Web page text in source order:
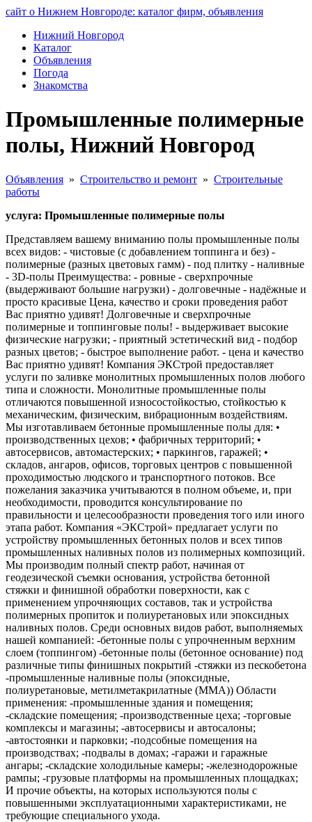
сайт о Нижнем Новгороде: каталог фирм, объявления
Нижний Новгород
Каталог
Объявления
Погода
Знакомства
Промышленные полимерные
полы, Нижний Новгород
Объявления » Строительство и ремонт » Строительные
работы
услуга: Промышленные полимерные полы
Представляем вашему вниманию полы промышленные полы
всех видов: - чистовые (с добавлением топпинга и без) -
полимерные (разных цветовых гамм) - под плитку - наливные
- 3D-полы Преимущества: - ровные - сверхпрочные
(выдерживают большие нагрузки) - долговечные - надёжные и
просто красивые Цена, качество и сроки проведения работ
Вас приятно удивят! Долговечные и сверхпрочные
полимерные и топпинговые полы! - выдерживает высокие
физические нагрузки; - приятный эстетический вид - подбор
разных цветов; - быстрое выполнение работ. - цена и качество
Вас приятно удивят! Компания ЭКСтрой предоставляет
услуги по заливке монолитных промышленных полов любого
типа и сложности. Монолитные промышленные полы
отличаются повышенной износостойкостью, стойкостью к
механическим, физическим, вибрационным воздействиям.
Мы изготавливаем бетонные промышленные полы для: •
производственных цехов; • фабричных территорий; •
автосервисов, автомастерских; • паркингов, гаражей; •
складов, ангаров, офисов, торговых центров с повышенной
проходимостью людского и транспортного потоков. Все
пожелания заказчика учитываются в полном объеме, и, при
необходимости, проводится консультирование по
правильности и целесообразности проведения того или иного
этапа работ. Компания «ЭКСтрой» предлагает услуги по
устройству промышленных бетонных полов и всех типов
промышленных наливных полов из полимерных композиций.
Мы производим полный спектр работ, начиная от
геодезической съемки основания, устройства бетонной
стяжки и финишной обработки поверхности, как с
применением упрочняющих составов, так и устройства
полимерных пропиток и полиуретановых или эпоксидных
наливных полов. Среди основных видов работ, выполняемых
нашей компанией: -бетонные полы с упрочненным верхним
слоем (топпингом) -бетонные полы (бетонное основание) под
различные типы финишных покрытий -стяжки из пескобетона
-промышленные наливные полы (эпоксидные,
полиуретановые, метилметакрилатные (ММА)) Области
применения: -промышленные здания и помещения;
-складские помещения; -производственные цеха; -торговые
комплексы и магазины; -автосервисы и автосалоны;
-автостоянки и парковки; -подсобные помещения на
производствах; -подвалы в домах; -гаражи и гаражные
ангары; -складские холодильные камеры; -железнодорожные
рампы; -грузовые платформы на промышленных площадках;
И прочие объекты, на которых используются полы с
повышенными эксплуатационными характеристиками, не
требующие специального ухода.